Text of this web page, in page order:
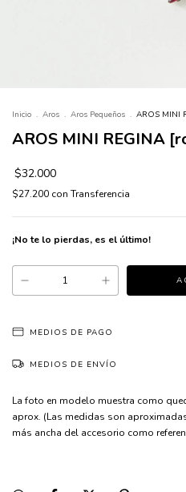
Inicio . Aros . Aros Pequeños . AROS MINI
AROS MINI REGINA
$32.000
$27.200 con Transferencia
¡No te lo pierdas, es el último!
MEDIOS DE PAGO
MEDIOS DE ENVÍO
La foto en modelo muestra como
aprox. (Las medidas son
más ancha del accesorio como